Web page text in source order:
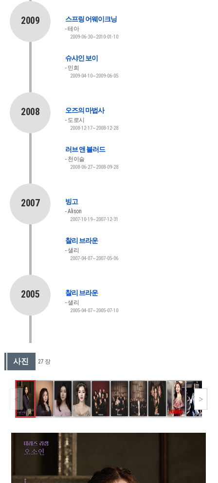
2009 스프링 어웨이크닝
테아
2009-06-30~2010-01-10
슈샤인 보이
민희
2009-04-10~2009-06-05
2008 오즈의 마법사
도로시
2008-12-17~2008-12-28
러브 앤 블러드
천이슬
2008-06-27~2008-09-28
2007 빙고
Alison
2007-10-19~2007-12-31
찰리 브라운
샐리
2007-04-07~2007-05-06
2005 찰리 브라운
샐리
2005-04-07~2005-07-10
사진 27 장